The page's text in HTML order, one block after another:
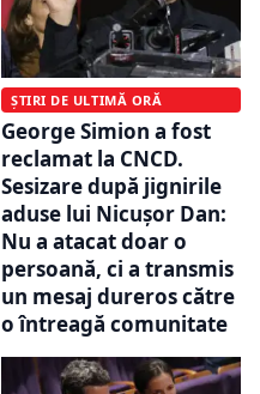
ȘTIRI DE ULTIMĂ ORĂ
George Simion a fost
reclamat la CNCD.
Sesizare după jignirile
aduse lui Nicușor Dan:
Nu a atacat doar o
persoană, ci a transmis
un mesaj dureros către
o întreagă comunitate